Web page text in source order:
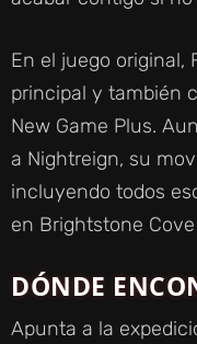
En el juego original,
principal y también
New Game Plus.
a Nightreign, su
incluyendo todos
en Brightstone Cove
DÓNDE
Apunta a la